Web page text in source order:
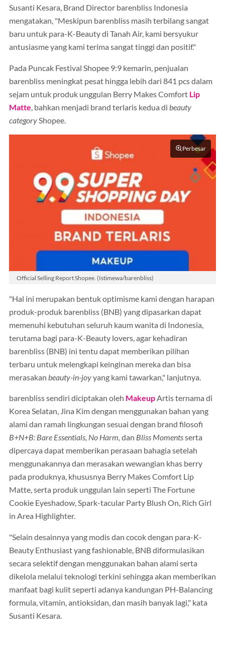
Susanti Kesara, Brand Director barenbliss Indonesia
mengatakan, "Meskipun barenbliss masih terbilang sangat
baru untuk para-K-Beauty di Tanah Air, kami bersyukur
antusiasme yang kami terima sangat tinggi dan positif."
Pada Puncak Festival Shopee 9:9 kemarin, penjualan
barenbliss meningkat pesat hingga lebih dari 841 pcs dalam
sejam untuk produk unggulan Berry Makes Comfort Lip
Matte, bahkan menjadi brand terlaris kedua di beauty
categoryShopee.
Perbesar
Official Selling Report Shopee. (Istimewa/barenbliss)
"Hal ini merupakan bentuk optimisme kami dengan harapan
produk-produk barenbliss (BNB) yang dipasarkan dapat
memenuhi kebutuhan seluruh kaum wanita di Indonesia,
terutama bagi para-K-Beauty lovers, agar kehadiran
barenbliss (BNB) ini tentu dapat memberikan pilihan
terbaru untuk melengkapi keinginan mereka dan bisa
merasakan beauty-in-joyyang kami tawarkan," lanjutnya.
barenbliss sendiri diciptakan oleh MakeupArtis ternama di
Korea Selatan, Jina Kim dengan menggunakan bahan yang
alami dan ramah lingkungan sesuai dengan brand filosofi
B+N+B: Bare Essentials, No Harm, dan Bliss Momentsserta
dipercaya dapat memberikan perasaan bahagia setelah
menggunakannya dan merasakan wewangian khas berry
pada produknya, khususnya Berry Makes Comfort Lip
Matte, serta produk unggulan lain seperti The Fortune
Cookie Eyeshadow, Spark-tacular Party Blush On, Rich Girl
in Area Highlighter.
"Selain desainnya yang modis dan cocok dengan para-K-
Beauty Enthusiast yang fashionable, BNB diformulasikan
secara selektif dengan menggunakan bahan alami serta
dikelola melalui teknologi terkini sehingga akan memberikan
manfaat bagi kulit seperti adanya kandungan PH-Balancing
formula, vitamin, antioksidan, dan masih banyak lagi," kata
Susanti Kesara.